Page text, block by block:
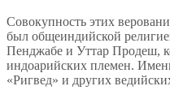
Совокупность этих
был общеиндийской
Пенджабе и Уттар Продеш,
индоарийских племен.
«Ригвед» и других